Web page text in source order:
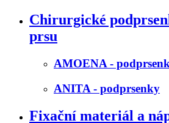
Chirurgické
prsu
AMOENA -
ANITA - podprsenky
Fixační materiál a